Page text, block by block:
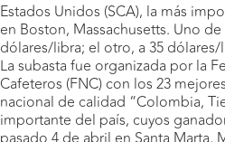
Estados Unidos (SCA), la más
en Boston, Massachusetts. Uno
dólares/libra; el otro, a 35 dólares/
La subasta fue organizada por la
Cafeteros (FNC) con los 23
nacional de calidad “Colombia,
importante del país, cuyos